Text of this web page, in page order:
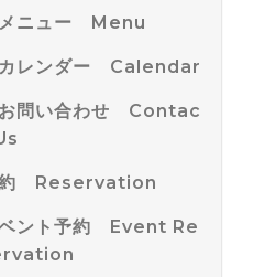
ニュー Menu
レンダー Calendar
問い合わせ Contac
Reservation
ント予約 Event Re